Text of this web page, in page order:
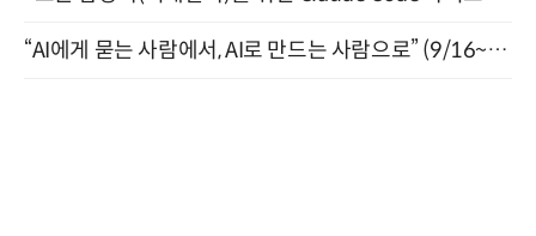
“AI에게 묻는 사람에서, AI로 만드는 사람으로” (9/16~17)